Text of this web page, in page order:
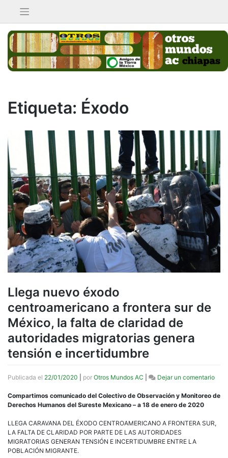
contenido
Etiqueta: Éxodo
Llega nuevo éxodo
centroamericano a frontera sur de
México, la falta de claridad de
autoridades migratorias genera
tensión e incertidumbre
Publicada el 22/01/2020 por Otros Mundos AC Dejar un comentarioen
Compartimos comunicado del Colectivo de Observación y Monitoreo de
Derechos Humanos del Sureste Mexicano – a 18 de enero de 2020
LLEGA CARAVANA DEL ÉXODO CENTROAMERICANO A FRONTERA SUR,
LA FALTA DE CLARIDAD POR PARTE DE LAS AUTORIDADES
MIGRATORIAS GENERAN TENSIÓN E INCERTIDUMBRE ENTRE LA
POBLACIÓN MIGRANTE.